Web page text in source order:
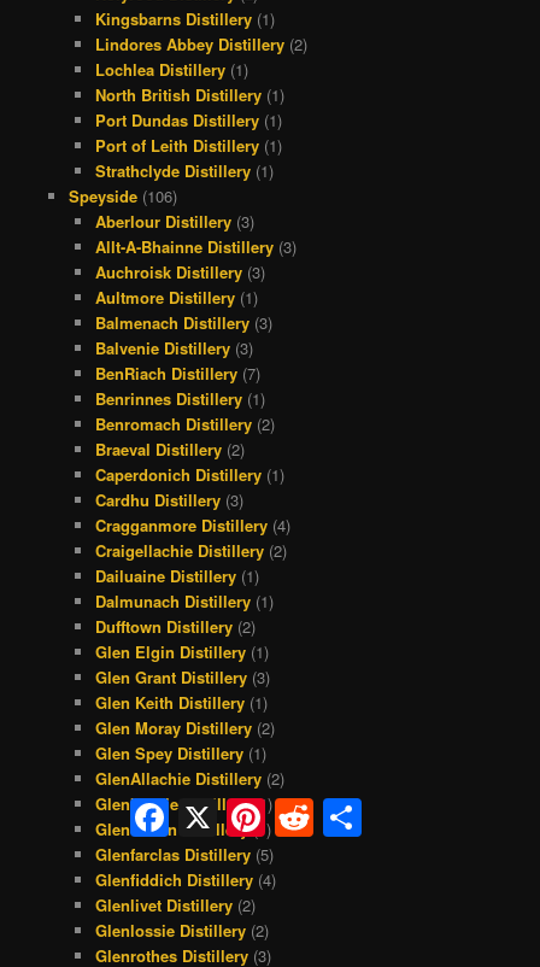
Kingsbarns Distillery (1)
Lindores Abbey Distillery (2)
Lochlea Distillery (1)
North British Distillery (1)
Port Dundas Distillery (1)
Port of Leith Distillery (1)
Strathclyde Distillery (1)
Speyside(106)
Aberlour Distillery (3)
Allt-A-Bhainne Distillery (3)
Auchroisk Distillery (3)
Aultmore Distillery (1)
Balmenach Distillery (3)
Balvenie Distillery (3)
BenRiach Distillery (7)
Benrinnes Distillery (1)
Benromach Distillery (2)
Braeval Distillery (2)
Caperdonich Distillery (1)
Cardhu Distillery (3)
Cragganmore Distillery (4)
Craigellachie Distillery (2)
Dailuaine Distillery (1)
Dalmunach Distillery (1)
Dufftown Distillery (2)
Glen Elgin Distillery (1)
Glen Grant Distillery (3)
Glen Keith Distillery (1)
Glen Moray Distillery (2)
Glen Spey Distillery (1)
GlenAllachie Distillery (2)
Glenburgie Distillery(1)
Glendullan Distillery(1)
Glenfarclas Distillery (5)
Glenfiddich Distillery (4)
Glenlivet Distillery (2)
Glenlossie Distillery (2)
Glenrothes Distillery (3)
Facebook
X PinterestReddit